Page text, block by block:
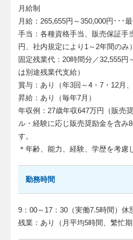
月給制
月給：265,655円～350,000円･･･
手当：各種資格手当、販売保証手
円、社内規定により1～2年間のみ）
固定残業代：20時間分／32,555円
は別途残業代支給）
賞与：あり（年3回～4・7・12月
昇給：あり（毎年7月）
年収例：27歳年収647万円（販売
ル・経験に応じ販売奨励金を含み
す。
＊年齢、能力、経験、学歴を考慮
勤務時間
9：00～17：30（実働7.5時間）休
残業：あり（月平均5時間、繁忙期